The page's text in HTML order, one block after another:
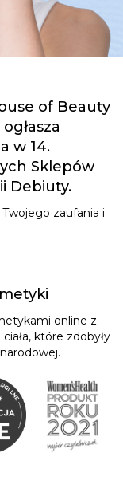
of Beauty
w 14.
Sklepów
Debiuty.
zaufania i
online z
które zdobyły